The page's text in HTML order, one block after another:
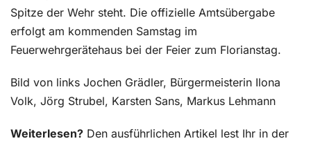
Spitze der Wehr steht. Die offizielle Amtsübergabe
erfolgt am kommenden Samstag im
Feuerwehrgerätehaus bei der Feier zum Florianstag.
Bild von links Jochen Grädler, Bürgermeisterin Ilona
Volk, Jörg Strubel, Karsten Sans, Markus Lehmann
Weiterlesen? Den ausführlichen Artikel lest Ihr in der